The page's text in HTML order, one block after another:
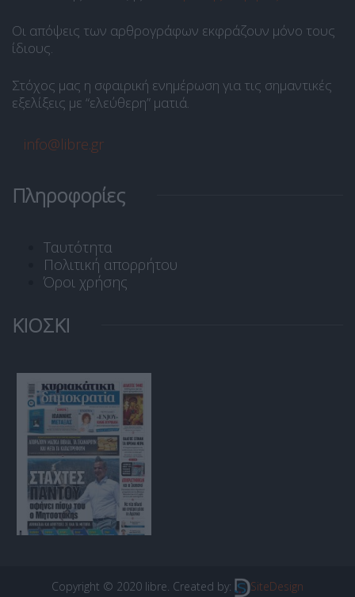
Οι απόψεις των αρθρογράφων εκφράζουν μόνο τους
ίδιους.
Στόχος μας η σφαιρική ενημέρωση για τις σημαντικές
εξελίξεις με “ελεύθερη” ματιά.
info@libre.gr
Πληροφορίες
Ταυτότητα
Πολιτική απορρήτου
Όροι χρήσης
ΚΙΟΣΚΙ
Copyright © 2020 libre. Created by: SiteDesign